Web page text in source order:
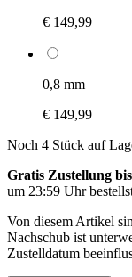
€ 149,99
0,8 mm
€ 149,99
Noch 4 Stück auf
Gratis Zustellung
um 23:59 Uhr
Von diesem Artikel
Nachschub ist
Zustelldatum